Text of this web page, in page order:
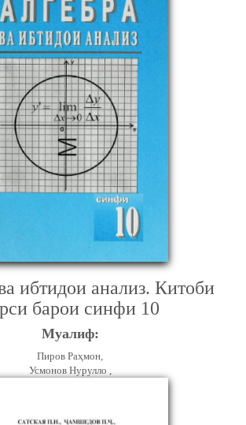
ибтидои анализ. Китоби
барои синфи 10
Муалиф:
Пиров Раҳмон,
Усмонов Нурулло ,